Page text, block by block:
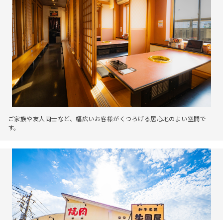
ご家族や友人同士など、幅広いお客様がくつろげる居心地のよい空間で
す。